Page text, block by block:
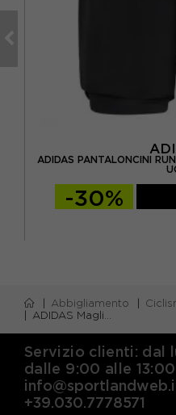
ADIDAS PANTALONCINI
-30%
Abbigliamento Ciclismo,
ADIDAS Maglia Running Adi365 Climawarm Nero Uomo
Servizio clienti: dal
dalle 9:00 alle 13:00
+39.030.7778571